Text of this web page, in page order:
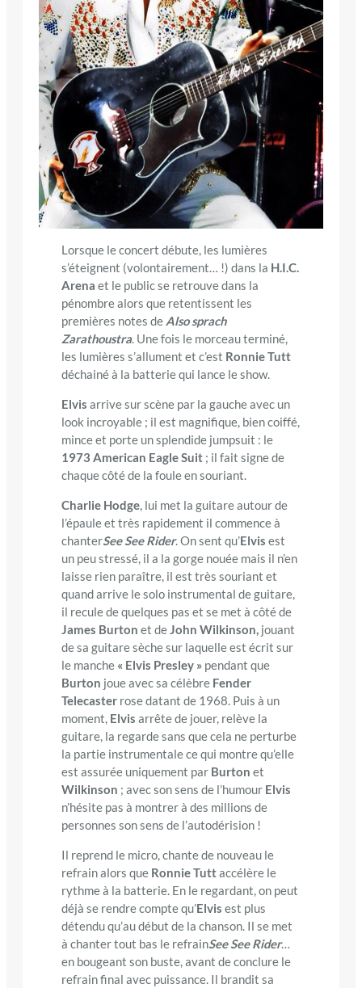
Lorsque le concert débute, les lumières
s’éteignent (volontairement… !) dans la H.I.C.
Arenaet le public se retrouve dans la
pénombre alors que retentissent les
premières notes de Also sprach
Zarathoustra. Une fois le morceau terminé,
les lumières s’allument et c’est Ronnie Tutt
déchainé à la batterie qui lance le show.
Elvisarrive sur scène par la gauche avec un
look incroyable ; il est magnifique, bien coiffé,
mince et porte un splendide jumpsuit : le
1973 American Eagle Suit ; il fait signe de
chaque côté de la foule en souriant.
Charlie Hodge, lui met la guitare autour de
l’épaule et très rapidement il commence à
chanterSee See Rider. On sent qu’Elvisest
un peu stressé, il a la gorge nouée mais il n’en
laisse rien paraître, il est très souriant et
quand arrive le solo instrumental de guitare,
il recule de quelques pas et se met à côté de
James Burtonet deJohn Wilkinson, jouant
de sa guitare sèche sur laquelle est écrit sur
le manche « Elvis Presley » pendant que
Burton joue avec sa célèbre Fender
Telecaster rose datant de 1968. Puis à un
moment, Elvisarrête de jouer, relève la
guitare, la regarde sans que cela ne perturbe
la partie instrumentale ce qui montre qu’elle
est assurée uniquement par Burtonet
Wilkinson ; avec son sens de l’humour Elvis
n’hésite pas à montrer à des millions de
personnes son sens de l’autodérision !
Il reprend le micro, chante de nouveau le
refrain alors que Ronnie Tuttaccélère le
rythme à la batterie. En le regardant, on peut
déjà se rendre compte qu’Elvisest plus
détendu qu’au début de la chanson. Il se met
à chanter tout bas le refrainSee See Rider…
en bougeant son buste, avant de conclure le
refrain final avec puissance. Il brandit sa